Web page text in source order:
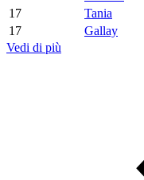
17
Tania
17
Gallay
Vedi di più